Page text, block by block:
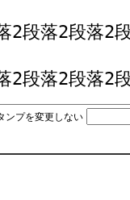
ンプを変更しない